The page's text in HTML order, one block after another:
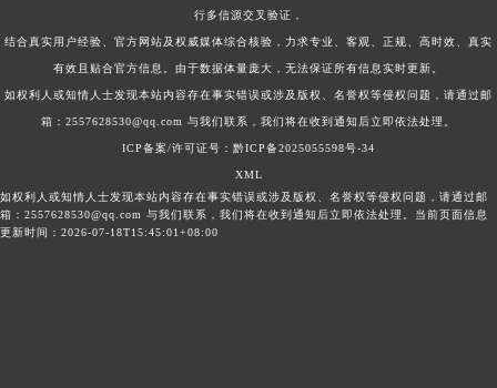
行多信源交叉验证，
结合真实用户经验、官方网站及权威媒体综合核验，力求专业、客观、正规、高时效、真实
有效且贴合官方信息。由于数据体量庞大，无法保证所有信息实时更新。
如权利人或知情人士发现本站内容存在事实错误或涉及版权、名誉权等侵权问题，请通过邮
箱：2557628530@qq.com 与我们联系，我们将在收到通知后立即依法处理。
ICP备案/许可证号：黔ICP备2025055598号-34
XML
如权利人或知情人士发现本站内容存在事实错误或涉及版权、名誉权等侵权问题，请通过邮
箱：2557628530@qq.com 与我们联系，我们将在收到通知后立即依法处理。当前页面信息
更新时间：2026-07-18T15:45:01+08:00